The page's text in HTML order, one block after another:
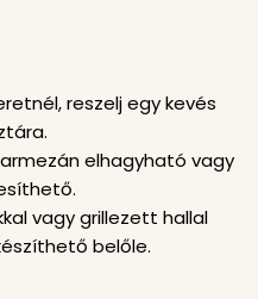
reszelj egy kevés
elhagyható vagy
vagy grillezett hallal
belőle.